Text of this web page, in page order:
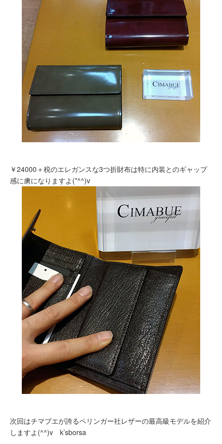
￥24000＋税のエレガンスな3つ折財布は特に内装とのギャップ
感に虜になりますよ(*^^)v
次回はチマブエが誇るペリンガー社レザーの最高級モデルを紹介
しますよ(^^)v k’sborsa